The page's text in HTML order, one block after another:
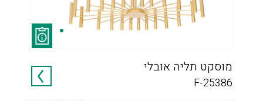
מוסקט תליה אובלי
F-25386